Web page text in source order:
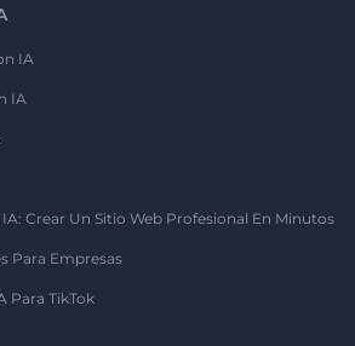
IA
IA
Crear Un Sitio Web Profesional En Minutos
Para Empresas
Para TikTok